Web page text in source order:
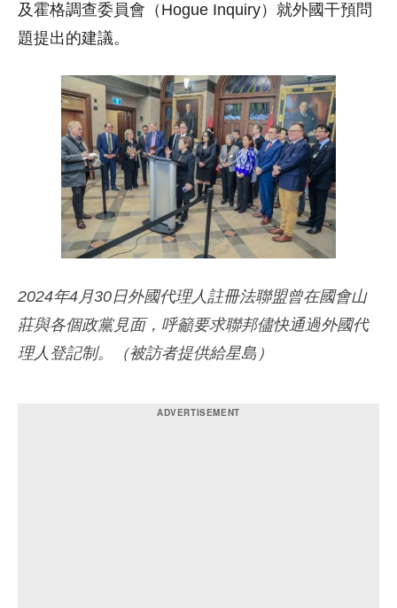
及霍格調查委員會（Hogue Inquiry）就外國干預問
題提出的建議。
2024年4月30日外國代理人註冊法聯盟曾在國會山
莊與各個政黨見面，呼籲要求聯邦儘快通過外國代
理人登記制。（被訪者提供給星島）